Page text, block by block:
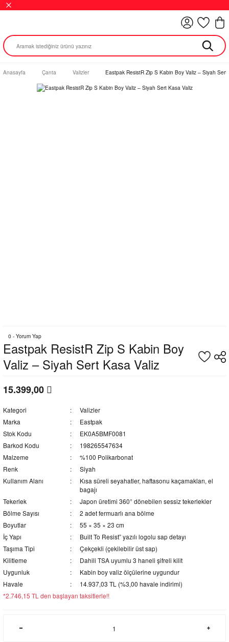
Anasayfa Çanta Valizler Eastpak ResistR Zip S Kabin Boy Valiz – Siyah Sert
0 - Yorum Yap
Eastpak ResistR Zip S Kabin Boy
Valiz – Siyah Sert Kasa Valiz
15.399,00
Kategori
Valizler
Marka
Eastpak
Stok Kodu
EK0A5BMF0081
Barkod Kodu
198265547634
Malzeme
%100 Polikarbonat
Renk
Siyah
Kullanım Alanı
Kısa süreli seyahatler, haftasonu kaçamakları, el
bagajı
Tekerlek
Japon üretimi 360° dönebilen sessiz tekerlekler
Bölme Sayısı
2 adet fermuarlı ana bölme
Boyutlar
55 × 35 × 23 cm
İç Yapı
Built To Resist” yazılı logolu sap detayı
Taşıma Tipi
Çekçekli (çekilebilir üst sap)
Kilitleme
Dahili TSA uyumlu 3 haneli şifreli kilit
Uygunluk
Kabin boy valiz ölçülerine uygundur
Havale
14.937,03 TL (%3,00 havale indirimi)
*2.746,15 TL den başlayan taksitlerle!!